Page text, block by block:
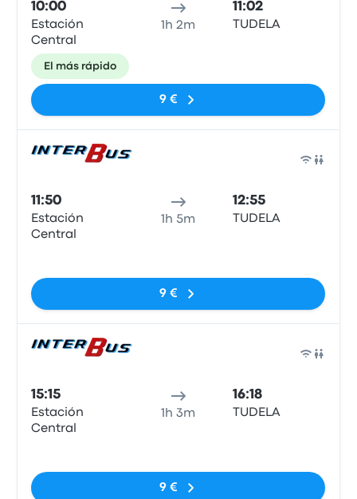
10:00
Estación
Central
1h 2m
11:02
TUDELA
El más rápido
9 €
11:50
Estación
Central
1h 5m
12:55
TUDELA
9 €
15:15
Estación
Central
1h 3m
16:18
TUDELA
9 €